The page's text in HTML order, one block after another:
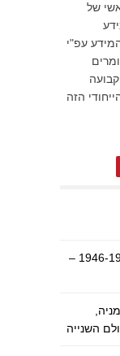
של
עפ"י
הזה
מלחמת האזרחים ביוון 1946-1949 –
השנייה